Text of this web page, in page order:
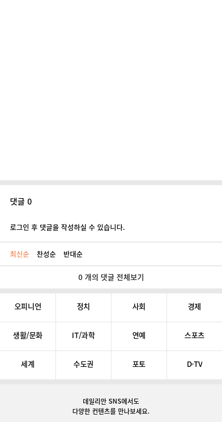
댓글 0
로그인 후 댓글을 작성하실 수 있습니다.
최신순 찬성순 반대순
0 개의 댓글 전체보기
오피니언 정치 사회 경제
생활/문화 IT/과학 연예 스포츠
세계 수도권 포토 D-TV
데일리안 SNS에서도
다양한 컨텐츠를 만나보세요.